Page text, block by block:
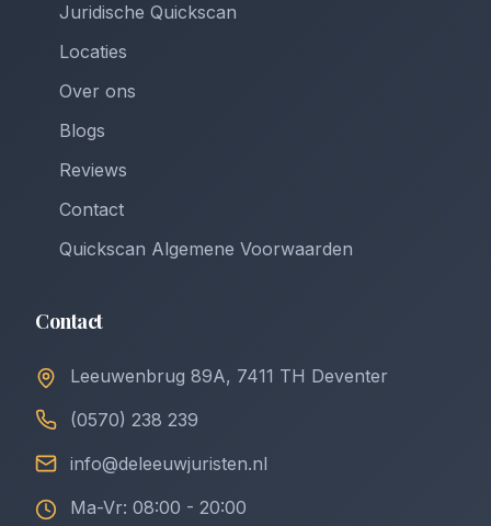
Juridische Quickscan
Locaties
Over ons
Blogs
Reviews
Contact
Quickscan Algemene Voorwaarden
Contact
Leeuwenbrug 89A, 7411 TH Deventer
(0570) 238 239
info@deleeuwjuristen.nl
Ma-Vr: 08:00 - 20:00